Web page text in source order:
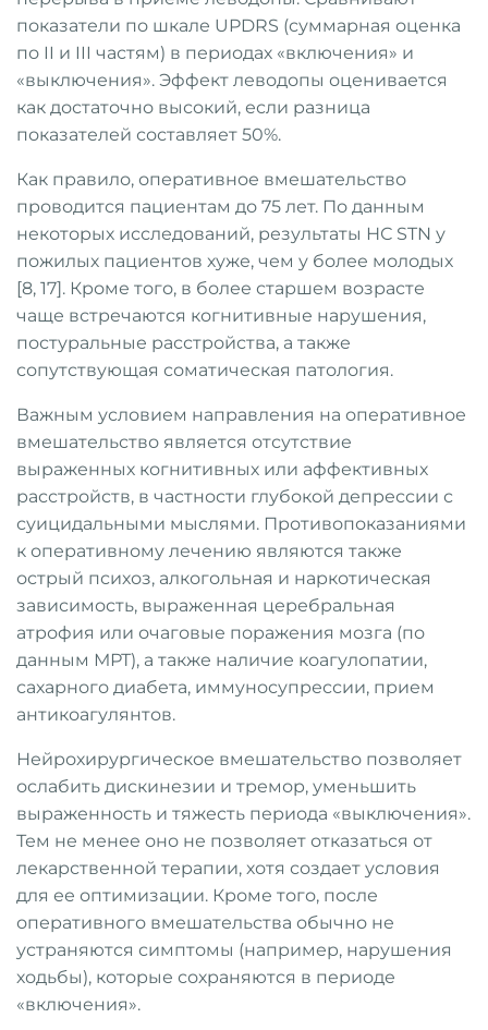
показатели по шкале UPDRS (суммарная оценка
по II и III частям) в периодах «включения» и
«выключения». Эффект леводопы оценивается
как достаточно высокий, если разница
показателей составляет 50%.
Как правило, оперативное вмешательство
проводится пациентам до 75 лет. По данным
некоторых исследований, результаты НС STN у
пожилых пациентов хуже, чем у более молодых
[8, 17]. Кроме того, в более старшем возрасте
чаще встречаются когнитивные нарушения,
постуральные расстройства, а также
сопутствующая соматическая патология.
Важным условием направления на оперативное
вмешательство является отсутствие
выраженных когнитивных или аффективных
расстройств, в частности глубокой депрессии с
суицидальными мыслями. Противопоказаниями
к оперативному лечению являются также
острый психоз, алкогольная и наркотическая
зависимость, выраженная церебральная
атрофия или очаговые поражения мозга (по
данным МРТ), а также наличие коагулопатии,
сахарного диабета, иммуносупрессии, прием
антикоагулянтов.
Нейрохирургическое вмешательство позволяет
ослабить дискинезии и тремор, уменьшить
выраженность и тяжесть периода «выключения».
Тем не менее оно не позволяет отказаться от
лекарственной терапии, хотя создает условия
для ее оптимизации. Кроме того, после
оперативного вмешательства обычно не
устраняются симптомы (например, нарушения
ходьбы), которые сохраняются в периоде
«включения».